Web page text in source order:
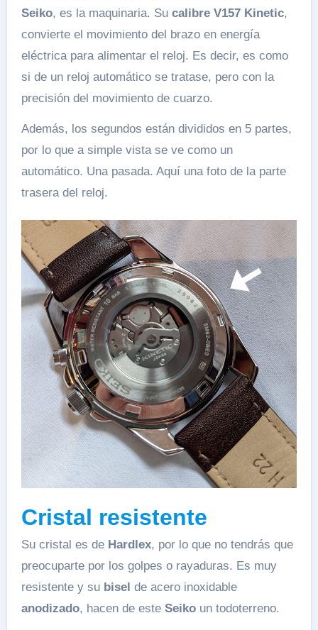
Seiko, es la maquinaria. Su calibre V157 Kinetic,
convierte el movimiento del brazo en energía
eléctrica para alimentar el reloj. Es decir, es como
si de un reloj automático se tratase, pero con la
precisión del movimiento de cuarzo.
Además, los segundos están divididos en 5 partes,
por lo que a simple vista se ve como un
automático. Una pasada. Aquí una foto de la parte
trasera del reloj.
Cristal resistente
Su cristal es de Hardlex, por lo que no tendrás que
preocuparte por los golpes o rayaduras. Es muy
resistente y su bisel de acero inoxidable
anodizado, hacen de este Seikoun todoterreno.